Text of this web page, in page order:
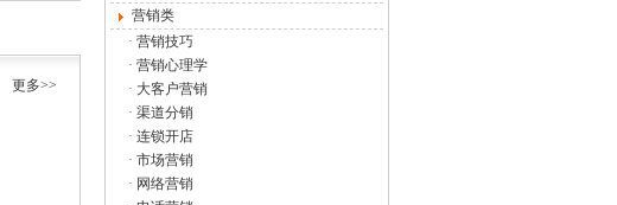
更多>>
营销类
· 营销技巧
· 营销心理学
· 大客户营销
· 渠道分销
· 连锁开店
· 市场营销
· 网络营销